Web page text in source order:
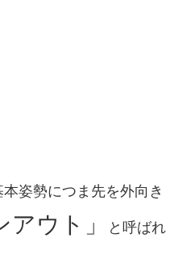
姿勢につま先を外向き
アウト」
と呼ばれ